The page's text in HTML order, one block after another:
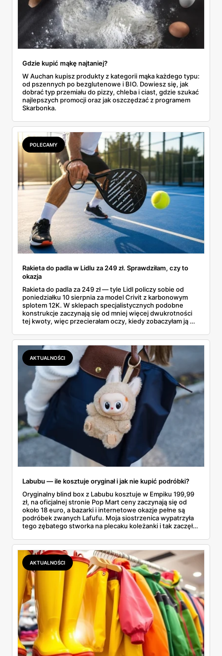
Gdzie kupić mąkę najtaniej?
W Auchan kupisz produkty z kategorii mąka każdego typu:
od pszennych po bezglutenowe i BIO. Dowiesz się, jak
dobrać typ przemiału do pizzy, chleba i ciast, gdzie szukać
najlepszych promocji oraz jak oszczędzać z programem
Skarbonka.
POLECAMY
Rakieta do padla w Lidlu za 249 zł. Sprawdziłam, czy to
okazja
Rakieta do padla za 249 zł — tyle Lidl policzy sobie od
poniedziałku 10 sierpnia za model Crivit z karbonowym
splotem 12K. W sklepach specjalistycznych podobne
konstrukcje zaczynają się od mniej więcej dwukrotności
tej kwoty, więc przecierałam oczy, kiedy zobaczyłam ją w
najszybciej rosnący sport w Polsce: kortów przybywa
lawinowo, a chętnych jeszcze szybciej. Sprawdziłam, co
dokładnie dostajemy za te pieniądze i komu taka rakieta
faktycznie wystarczy.
AKTUALNOŚCI
Labubu — ile kosztuje oryginał i jak nie kupić podróbki?
Oryginalny blind box z Labubu kosztuje w Empiku 199,99
zł, na oficjalnej stronie Pop Mart ceny zaczynają się od
około 18 euro, a bazarki i internetowe okazje pełne są
podróbek zwanych Lafufu. Moja siostrzenica wypatrzyła
tego zębatego stworka na plecaku koleżanki i tak zaczęło
kosztuje i po czym poznać, że sprzedawca nie wciska nam
podróbki. Spisałam wszystko, czego się dowiedziałam —
łącznie z jedną wpadką, o której za chwilę.
AKTUALNOŚCI